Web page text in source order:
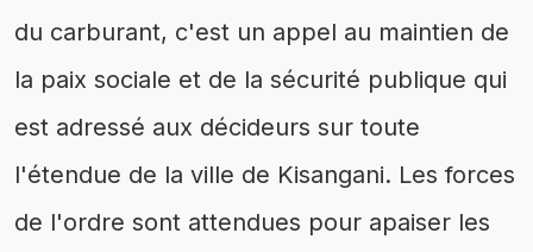
du carburant, c'est un appel au maintien de
la paix sociale et de la sécurité publique qui
est adressé aux décideurs sur toute
l'étendue de la ville de Kisangani. Les forces
de l'ordre sont attendues pour apaiser les